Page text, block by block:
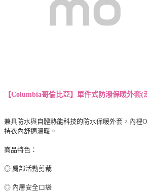
【Columbia哥倫比亞】單件式防潑保暖外套(
兼具防水與自體熱能科技的防水保暖外套，內裡
持衣內舒適溫暖。
商品特色：
◎ 肩部活動剪裁
◎ 內層安全口袋